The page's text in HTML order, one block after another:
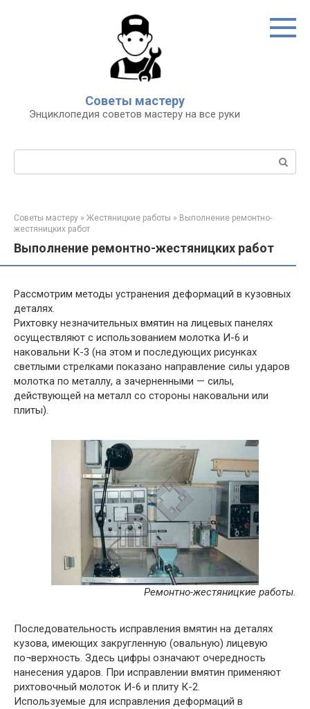
Советы мастеру
Энциклопедия советов мастеру на все руки
Поиск:
Советы мастеру » Жестяницкие работы » Выполнение ремонтно-
жестяницких работ
Выполнение ремонтно-жестяницких работ
Рассмотрим методы устранения деформаций в кузовных
деталях.
Рихтовку незначительных вмятин на лицевых панелях
осуществляют с использованием молотка И-6 и
наковальни К-3 (на этом и последующих рисунках
светлыми стрелками показано направление силы ударов
молотка по металлу, а зачерненными — силы,
действующей на металл со стороны наковальни или
плиты).
Ремонтно-жестяницкие работы.
Последовательность исправления вмятин на деталях
кузова, имеющих закругленную (овальную) лицевую
по¬верхность. Здесь цифры означают очередность
нанесения ударов. При исправлении вмятин применяют
рихтовочный молоток И-6 и плиту К-2.
Используемые для исправления деформаций в